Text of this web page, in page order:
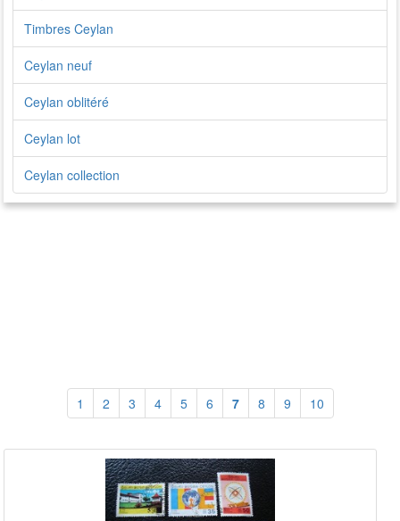
Timbres Ceylan
Ceylan neuf
Ceylan oblitéré
Ceylan lot
Ceylan collection
1 2 3 4 5 6 7 8 9 10